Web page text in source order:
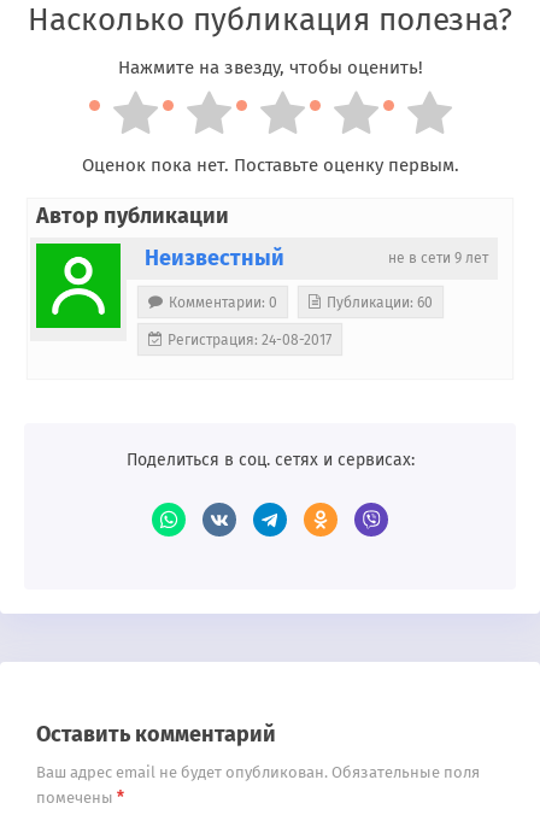
Насколько публикация полезна?
Нажмите на звезду, чтобы оценить!
Оценок пока нет. Поставьте оценку первым.
Автор публикации
не в сети 9 лет
Неизвестный
Комментарии: 0 Публикации: 60
Регистрация: 24-08-2017
Поделиться в соц. сетях и сервисах:
Оставить комментарий
Ваш адрес email не будет опубликован. Обязательные поля
помечены *